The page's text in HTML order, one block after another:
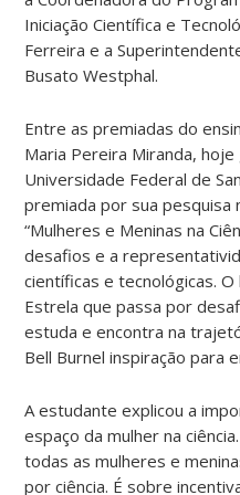
Iniciação Científica e
Ferreira e a
Busato Westphal.
Entre as premiadas do
Maria Pereira Miranda, hoje
Universidade Federal de
premiada por sua pesquisa
“Mulheres e Meninas na
desafios e a
científicas e tecnológicas.
Estrela que passa por
estuda e encontra na
Bell Burnel inspiração para
A estudante explicou a
espaço da mulher na
todas as mulheres e
por ciência. É sobre